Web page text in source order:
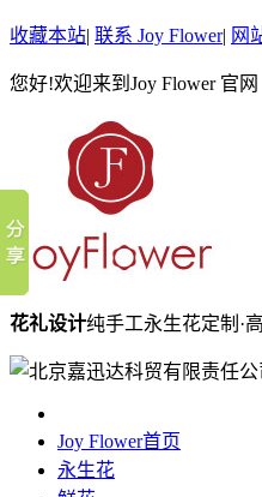
收藏本站| 联系 Joy Flower| 网
您好!欢迎来到Joy Flower 官网
花礼设计纯手工永生花定制·
Joy Flower首页
永生花